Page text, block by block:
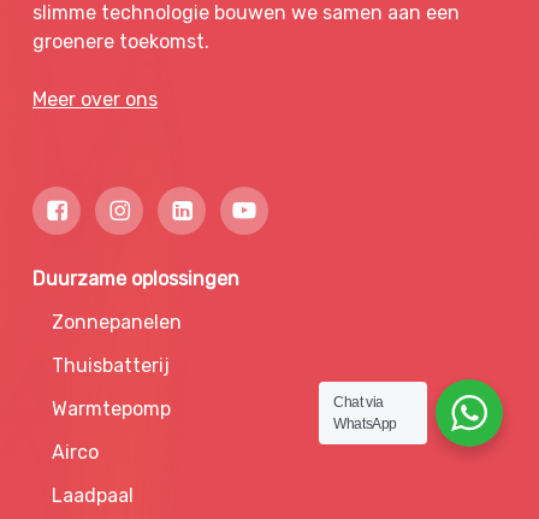
slimme technologie bouwen we samen aan een
groenere toekomst.
Meer over ons
Duurzame oplossingen
Zonnepanelen
Thuisbatterij
Warmtepomp
Airco
Laadpaal
Chat via
WhatsApp